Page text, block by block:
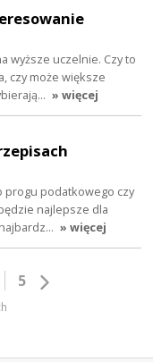
wyższe uczelnie. Czy to
czy może większe
» więcej
progu podatkowego czy
najlepsze dla
» więcej
5